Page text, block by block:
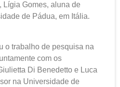
Lígia Gomes, aluna de
de Pádua, em Itália.
o trabalho de pesquisa na
com os
Di Benedetto e Luca
na Universidade de